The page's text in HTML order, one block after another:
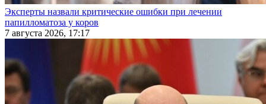
Эксперты назвали критические ошибки при лечении
папилломатоза у коров
7 августа 2026, 17:17